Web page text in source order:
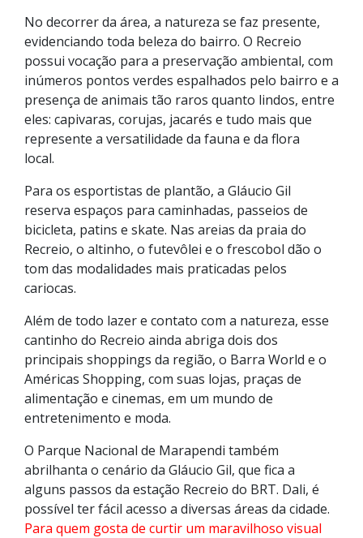
No decorrer da área, a natureza se faz presente,
evidenciando toda beleza do bairro. O Recreio
possui vocação para a preservação ambiental, com
inúmeros pontos verdes espalhados pelo bairro e a
presença de animais tão raros quanto lindos, entre
eles: capivaras, corujas, jacarés e tudo mais que
represente a versatilidade da fauna e da flora
local.
Para os esportistas de plantão, a Gláucio Gil
reserva espaços para caminhadas, passeios de
bicicleta, patins e skate. Nas areias da praia do
Recreio, o altinho, o futevôlei e o frescobol dão o
tom das modalidades mais praticadas pelos
cariocas.
Além de todo lazer e contato com a natureza, esse
cantinho do Recreio ainda abriga dois dos
principais shoppings da região, o Barra World e o
Américas Shopping, com suas lojas, praças de
alimentação e cinemas, em um mundo de
entretenimento e moda.
O Parque Nacional de Marapendi também
abrilhanta o cenário da Gláucio Gil, que fica a
alguns passos da estação Recreio do BRT. Dali, é
possível ter fácil acesso a diversas áreas da cidade.
Para quem gosta de curtir um maravilhoso visual